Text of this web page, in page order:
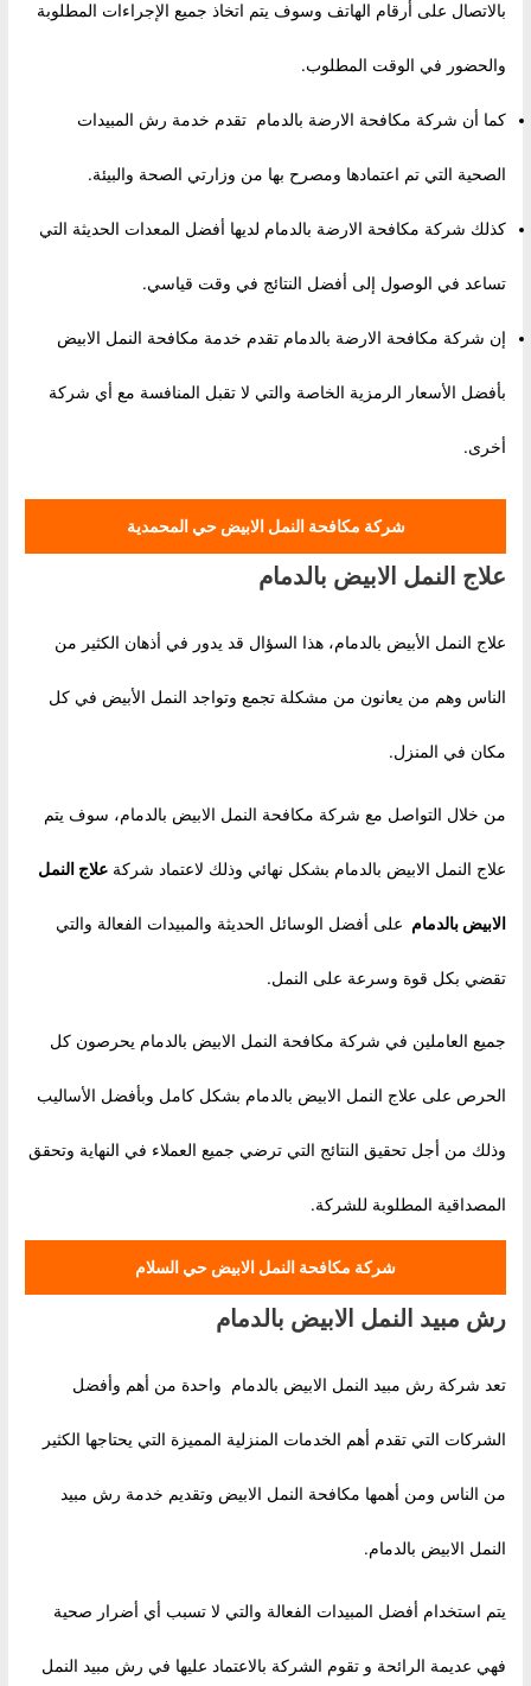
بالاتصال على أرقام الهاتف وسوف يتم اتخاذ جميع الإجراءات المطلوبة
والحضور في الوقت المطلوب.
كما أن شركة مكافحة الارضة بالدمام تقدم خدمة رش المبيدات
الصحية التي تم اعتمادها ومصرح بها من وزارتي الصحة والبيئة.
كذلك شركة مكافحة الارضة بالدمام لديها أفضل المعدات الحديثة التي
تساعد في الوصول إلى أفضل النتائج في وقت قياسي.
إن شركة مكافحة الارضة بالدمام تقدم خدمة مكافحة النمل الابيض
بأفضل الأسعار الرمزية الخاصة والتي لا تقبل المنافسة مع أي شركة
أخرى.
شركة مكافحة النمل الابيض حي المحمدية
علاج النمل الابيض بالدمام
علاج النمل الأبيض بالدمام، هذا السؤال قد يدور في أذهان الكثير من
الناس وهم من يعانون من مشكلة تجمع وتواجد النمل الأبيض في كل
مكان في المنزل.
من خلال التواصل مع شركة مكافحة النمل الابيض بالدمام، سوف يتم
علاج النمل الابيض بالدمام بشكل نهائي وذلك لاعتماد شركةعلاج النمل
الابيض بالدمام على أفضل الوسائل الحديثة والمبيدات الفعالة والتي
تقضي بكل قوة وسرعة على النمل.
جميع العاملين في شركة مكافحة النمل الابيض بالدمام يحرصون كل
الحرص على علاج النمل الابيض بالدمام بشكل كامل وبأفضل الأساليب
وذلك من أجل تحقيق النتائج التي ترضي جميع العملاء في النهاية وتحقق
المصداقية المطلوبة للشركة.
شركة مكافحة النمل الابيض حي السلام
رش مبيد النمل الابيض بالدمام
تعد شركة رش مبيد النمل الابيض بالدمام واحدة من أهم وأفضل
الشركات التي تقدم أهم الخدمات المنزلية المميزة التي يحتاجها الكثير
من الناس ومن أهمها مكافحة النمل الابيض وتقديم خدمة رش مبيد
النمل الابيض بالدمام.
يتم استخدام أفضل المبيدات الفعالة والتي لا تسبب أي أضرار صحية
فهي عديمة الرائحة و تقوم الشركة بالاعتماد عليها في رش مبيد النمل